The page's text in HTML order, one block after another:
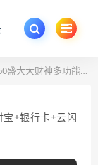
能完美运营微信+支付宝+银行卡+云闪付+抢单系统源码+完整数据[完美运营级]
+银行卡+云闪